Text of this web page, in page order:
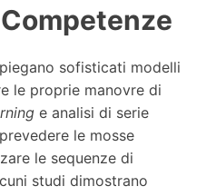
sofisticati modelli
le proprie manovre di
e analisi di serie
le mosse
le sequenze di
studi dimostrano